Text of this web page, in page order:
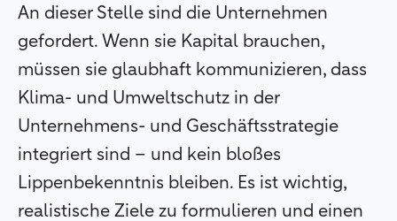
An dieser Stelle sind die Unternehmen
gefordert. Wenn sie Kapital brauchen,
müssen sie glaubhaft kommunizieren, dass
Klima- und Umweltschutz in der
Unternehmens- und Geschäftsstrategie
integriert sind – und kein bloßes
Lippenbekenntnis bleiben. Es ist wichtig,
realistische Ziele zu formulieren und einen